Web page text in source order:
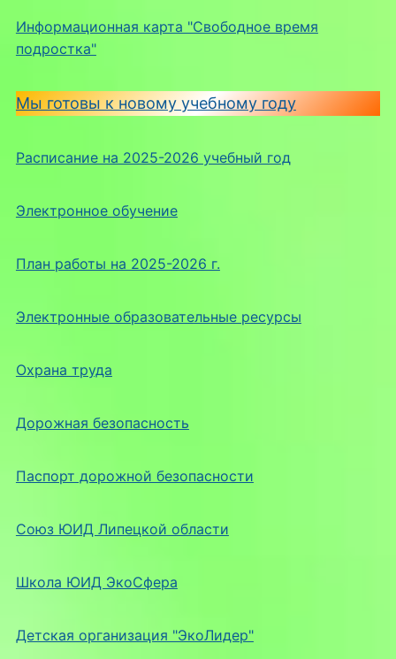
Информационная карта "Свободное время
подростка"
Мы готовы к новому учебному году
Расписание на 2025-2026 учебный год
Электронное обучение
План работы на 2025-2026 г.
Электронные образовательные ресурсы
Охрана труда
Дорожная безопасность
Паспорт дорожной безопасности
Союз ЮИД Липецкой области
Школа ЮИД ЭкоСфера
Детская организация "ЭкоЛидер"